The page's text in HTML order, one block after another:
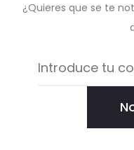
¿Quieres que se te